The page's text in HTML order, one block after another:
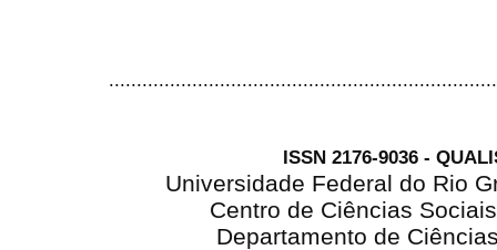
ISSN 2176-9036 -
Universidade Federal do Rio
Centro de Ciências
Departamento de